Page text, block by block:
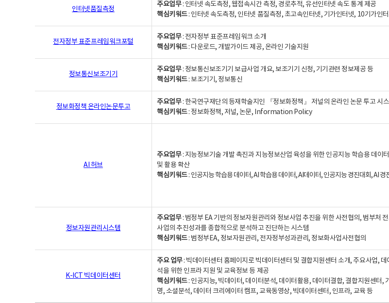
인터넷품질측정
주요업무: 인터넷 속도측정, 웹접속시간 측정, 경로추적, 유선인터넷 속도 통계 제공
핵심키워드: 인터넷 속도측정, 인터넷 품질측정, 초고속인터넷, 기가인터넷, 10기가인
전자정부 표준프레임워크포털
주요업무: 전자정부 표준프레임워크 소개
핵심키워드: 다운로드, 개발가이드 제공, 온라인 기술지원
정보통신보조기기
주요업무: 정보통신보조기기 보급사업 개요, 보조기기 신청, 기기관련 정보제공 등
핵심키워드: 보조기기, 정보통신
정보화정책 온라인논문투고
주요업무: 한국연구재단의 등재학술지인 『정보화정책』 저널의 온라인 논문 투고 시
핵심키워드: 정보화정책, 저널, 논문, Information Policy
AI 허브
주요업무: 지능정보기술 개발 촉진과 지능정보산업 육성을 위한 인공지능 학습용 데이
및 활용 확산
핵심키워드: 인공지능 학습용 데이터, AI 학습용 데이터, AI데이터, 인공지능 경진대회, AI 경
정보자원관리시스템
주요업무: 범정부 EA 기반의 정보자원관리와 정보사업 추진을 위한 사전협의, 범부처
사업의 추진성과를 종합적으로 분석하고 진단하는 시스템
핵심키워드: 범정부EA, 정보자원관리, 전자정부성과관리, 정보화사업사전협의
K-ICT 빅데이터센터
주요 업무: 빅데이터센터 홈페이지로 빅데이터센터 및 결합지원센터 소개, 주요사업, 데
석을 위한 인프라 지원 및 교육정보 등 제공
핵심키워드: 인공지능, 빅데이터, 데이터분석, 데이터활용, 데이터결합, 결합지원센터,
명, 소셜분석, 데이터 크리에이터 캠프, 교육동영상, 빅데이터센터, 인프라, 교육 등